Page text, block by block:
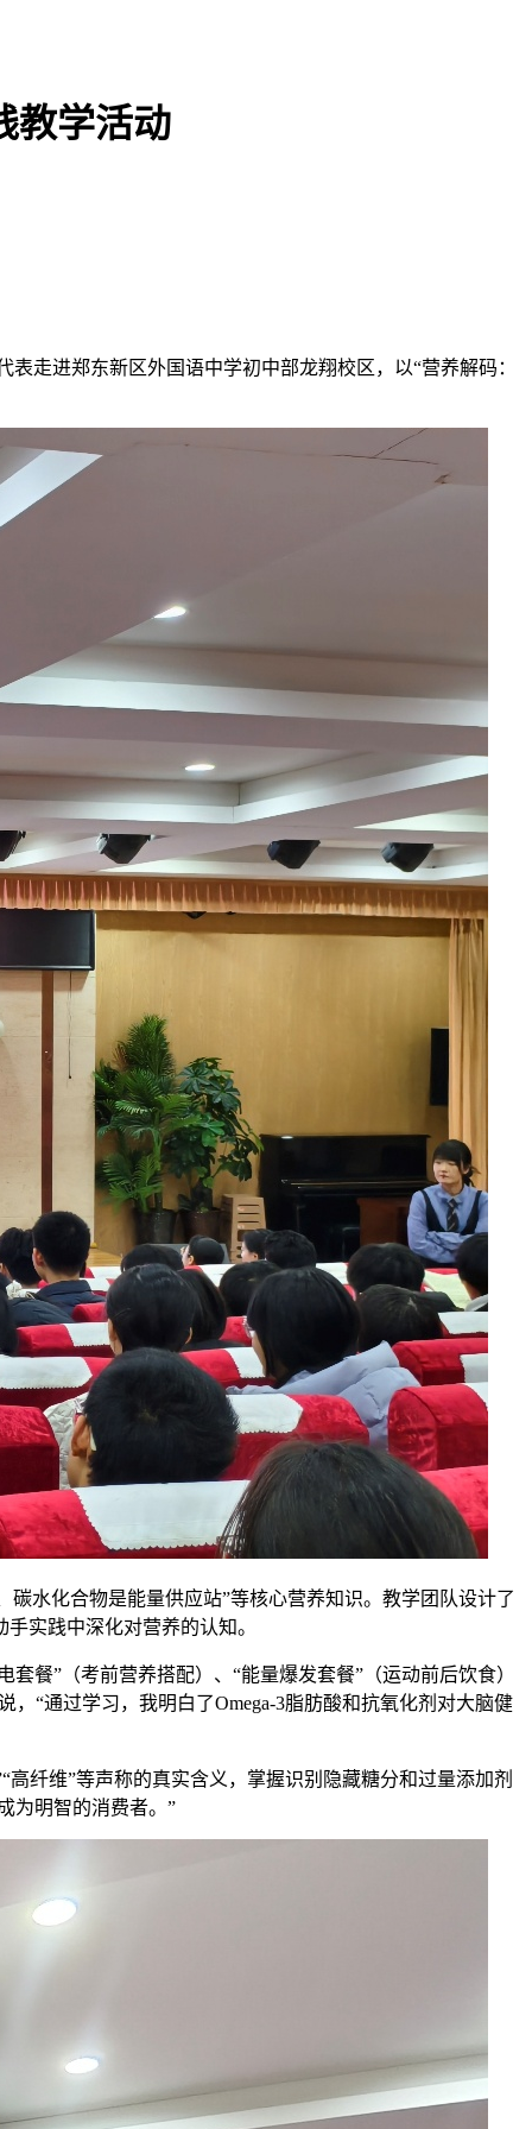
教学活动
走进郑东新区外国语中学初中部龙翔校区，以“营养解码：
水化合物是能量供应站”等核心营养知识。教学团队设计了
实践中深化对营养的认知。
餐”（考前营养搭配）、“能量爆发套餐”（运动前后饮食）
“通过学习，我明白了Omega-3脂肪酸和抗氧化剂对大脑健
纤维”等声称的真实含义，掌握识别隐藏糖分和过量添加剂
为明智的消费者。”